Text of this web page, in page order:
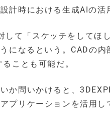
計時における生成AIの活
して「スケッチをしてほ
になるという。CADの
ことも可能だ。
か問いかけると、
プリケーションを活用